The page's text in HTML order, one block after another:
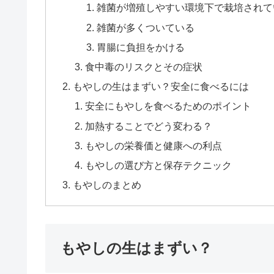
雑菌が増殖しやすい環境下で栽培され
雑菌が多くついている
胃腸に負担をかける
食中毒のリスクとその症状
もやしの生はまずい？安全に食べるには
安全にもやしを食べるためのポイント
加熱することでどう変わる？
もやしの栄養価と健康への利点
もやしの選び方と保存テクニック
もやしのまとめ
もやしの生はまずい？